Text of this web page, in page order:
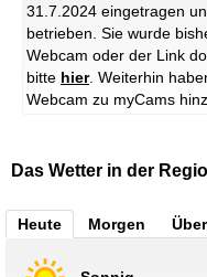
31.7.2024 eingetragen
betrieben. Sie wurde
Webcam oder der Link
bitte hier. Weiterhin
Webcam zu myCams
Das Wetter in der
Heute Morgen